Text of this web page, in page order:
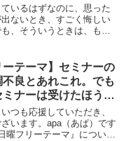
いるはずなのに、思った
ないとき、すごく悔しい
、そういうときは、もし
なくて、結果を変えるよう
して脳の支配権を習慣に
に冷静に取り組むことが
ーテーマ】セミナーの
良とあれこれ。でも
ナーは受けたほうが
話つも応援していただき、
います。apa（あぱ）です
曜フリーテーマ』について